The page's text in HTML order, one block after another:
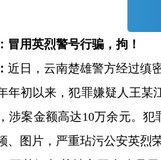
冒用英烈警号行骗，拘！
近日，云南楚雄警方经过缜
以来，犯罪嫌疑人王某江
涉案金额高达10万余元。
、图片，严重玷污公安英烈